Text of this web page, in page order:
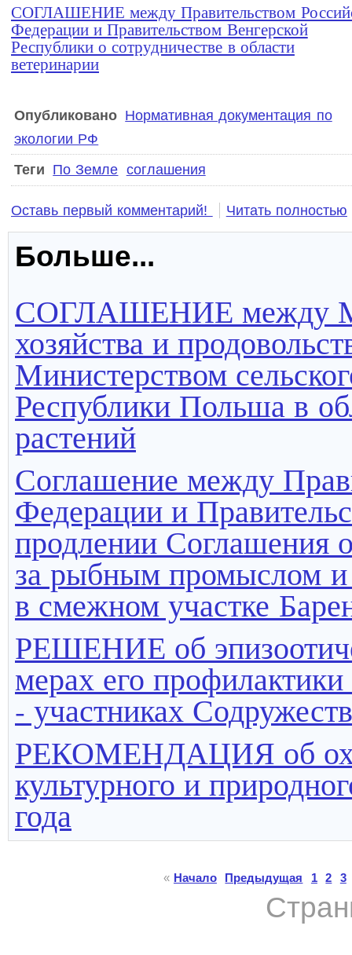
СОГЛАШЕНИЕ между Правительством
Федерации и Правительством Венгерской
Республики о сотрудничестве в области
ветеринарии
Опубликовано Нормативная документация по
экологии РФ
Теги По Земле соглашения
Оставь первый комментарий! Читать полностью
Больше...
СОГЛАШЕНИЕ между
хозяйства и
Министерством
Республики Польша в
растений
Соглашение между
Федерации и
продлении Соглашения
за рыбным промыслом и
в смежном участке
РЕШЕНИЕ об
мерах его
- участниках
РЕКОМЕНДАЦИЯ об
культурного и
года
« Начало Предыдущая 1 2 3